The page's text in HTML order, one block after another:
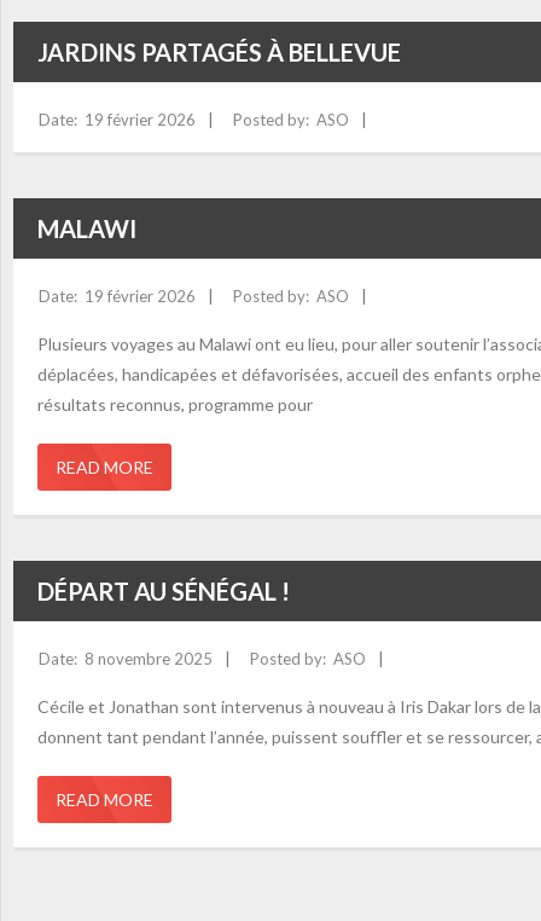
JARDINS PARTAGÉS À BELLEVUE
19 février 2026 ASO
MALAWI
19 février 2026 ASO
Plusieurs voyages au Malawi ont eu lieu, pour aller soutenir
déplacées, handicapées et défavorisées, accueil des enfants
résultats reconnus, programme pour
READ MORE
DÉPART AU SÉNÉGAL !
8 novembre 2025 ASO
Cécile et Jonathan sont intervenus à nouveau à Iris Dakar lors
donnent tant pendant l’année, puissent souffler et se ressourcer,
READ MORE